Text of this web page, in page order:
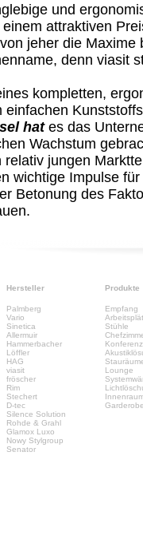
und
attraktiven
jeher die Maxime
denn viasit
kompletten,
einfachen
hates das
Wachstum
jungen
wichtige Impulse
Betonung des
Hersteller Produkte
Palmberg
Vario
Sinetica
Allermuir
Hammerbacher
Löffler
HAG
viasit
fröscher
Rim
Stechert
D-tec
Silence Solution
Rohde & Grahl
Glamox Luxo
Nowy Stylgroup
Senator
Empfang
Stühle
Lounge